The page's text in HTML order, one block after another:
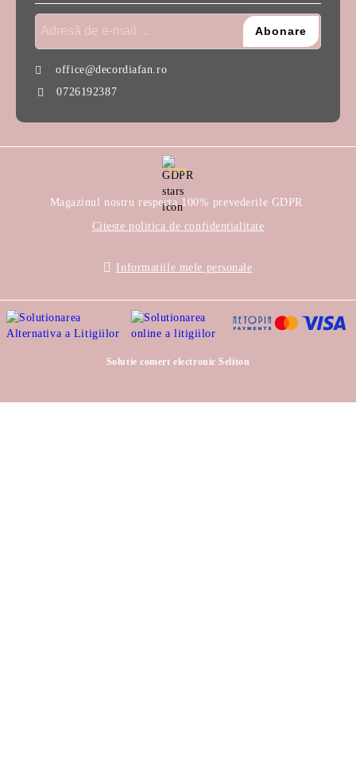
office@decordiafan.ro
0726192387
GDPR
Magazinul nostru respecta 100% prevederile GDPR.
Citeste politica de confidentialitate
Informatiile mele personale
Solutie comert electronic Seliton